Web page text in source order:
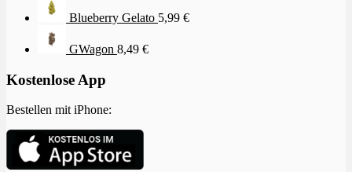
Blueberry Gelato 5,99 €
GWagon 8,49 €
Kostenlose App
Bestellen mit iPhone: